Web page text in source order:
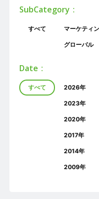
SubCategory
すべて マーケティ
グローバル
Date
すべて 2026年
2023年
2020年
2017年
2014年
2009年